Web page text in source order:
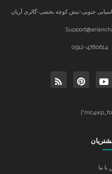
جنوبی-نبش کوچه بخشی-گالری آریان
0912-4780614
با ما